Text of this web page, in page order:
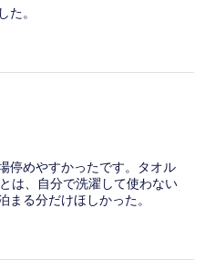
。
停めやすかったです。タオル
は、自分で洗濯して使わない
まる分だけほしかった。